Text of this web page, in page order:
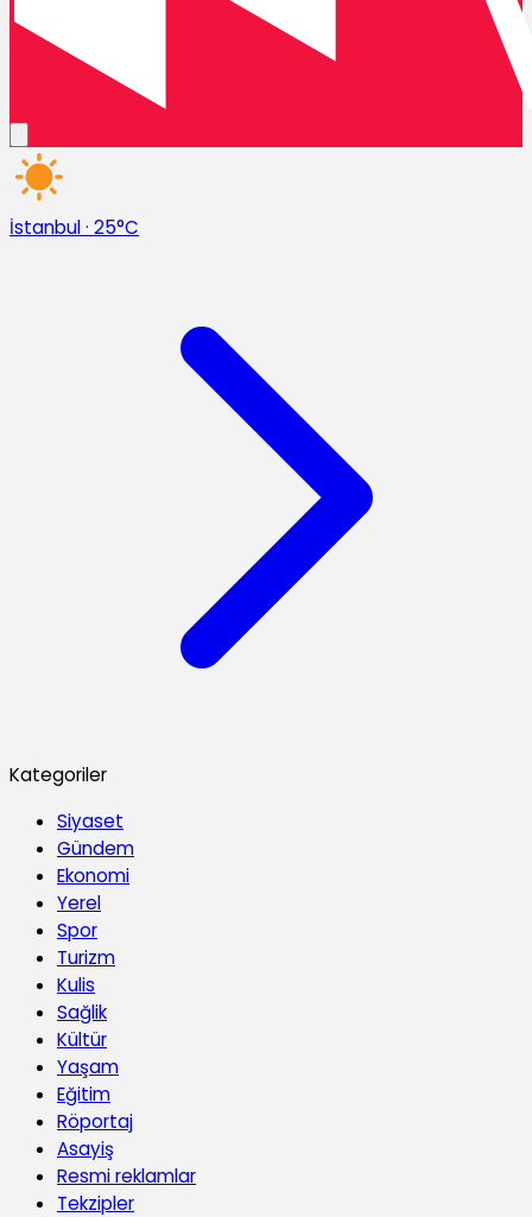
İstanbul· 25°C
Kategoriler
Siyaset
Gündem
Ekonomi
Yerel
Spor
Turizm
Kulis
Sağlik
Kültür
Yaşam
Eğitim
Röportaj
Asayiş
Resmi reklamlar
Tekzipler